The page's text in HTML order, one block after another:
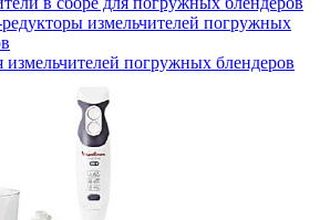
измельчителей погружных
погружных блендеров